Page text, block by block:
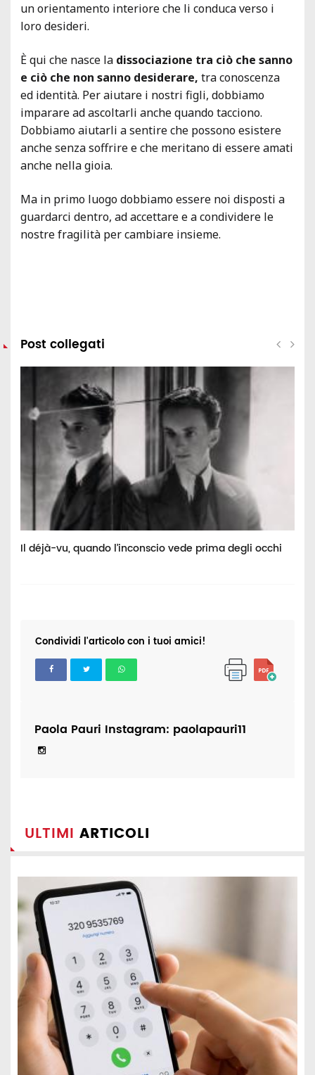
un orientamento interiore che li conduca verso i
loro desideri.
È qui che nasce la dissociazione tra ciò che sanno
e ciò che non sanno desiderare, tra conoscenza
ed identità. Per aiutare i nostri figli, dobbiamo
imparare ad ascoltarli anche quando tacciono.
Dobbiamo aiutarli a sentire che possono esistere
anche senza soffrire e che meritano di essere amati
anche nella gioia.
Ma in primo luogo dobbiamo essere noi disposti a
guardarci dentro, ad accettare e a condividere le
nostre fragilità per cambiare insieme.
Post collegati
Il déjà-vu, quando l’inconscio vede prima degli occhi
Condividi l'articolo con i tuoi amici!
Paola Pauri Instagram: paolapauri11
ULTIMI ARTICOLI